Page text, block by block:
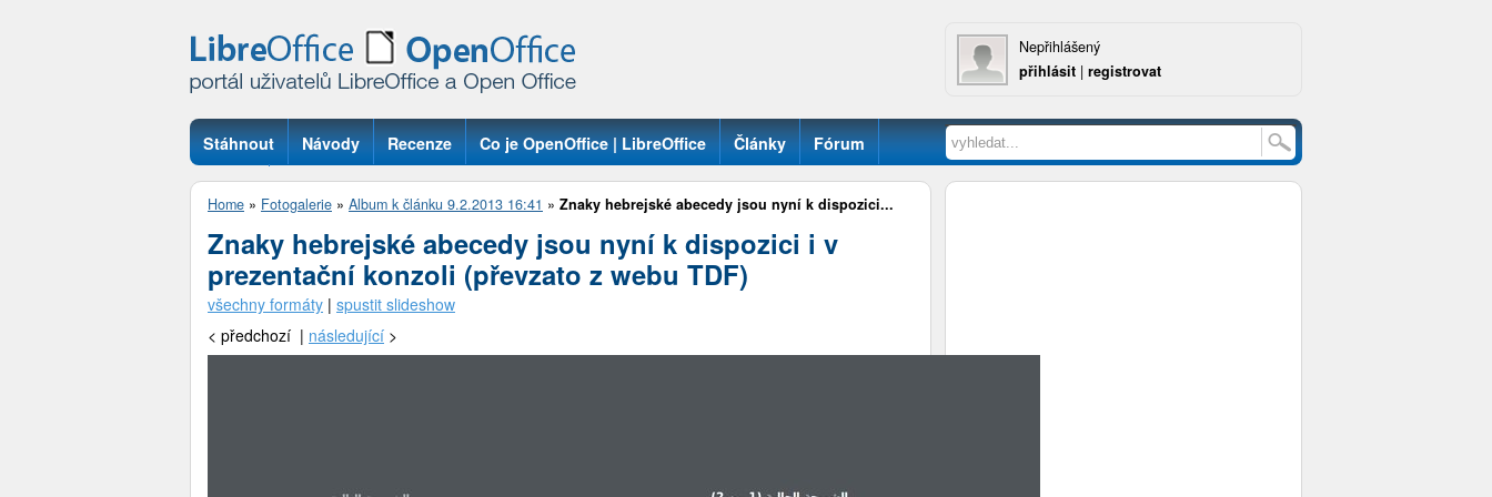
Nepřihlášený
přihlásit | registrovat
Stáhnout Návody Recenze Co je OpenOffice | LibreOffice Články Fórum
Otázky
Home » Fotogalerie » Album k článku 9.2.2013 16:41 » Znaky hebrejské abecedy jsou nyní k dispozici...
Znaky hebrejské abecedy jsou nyní k dispozici i v
prezentační konzoli (převzato z webu TDF)
všechny formáty | spustit slideshow
< předchozí | následující >